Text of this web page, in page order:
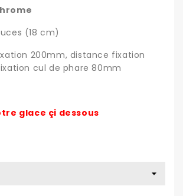
(18 cm)
200mm, distance fixation
cul de phare 80mm
glace çi dessous